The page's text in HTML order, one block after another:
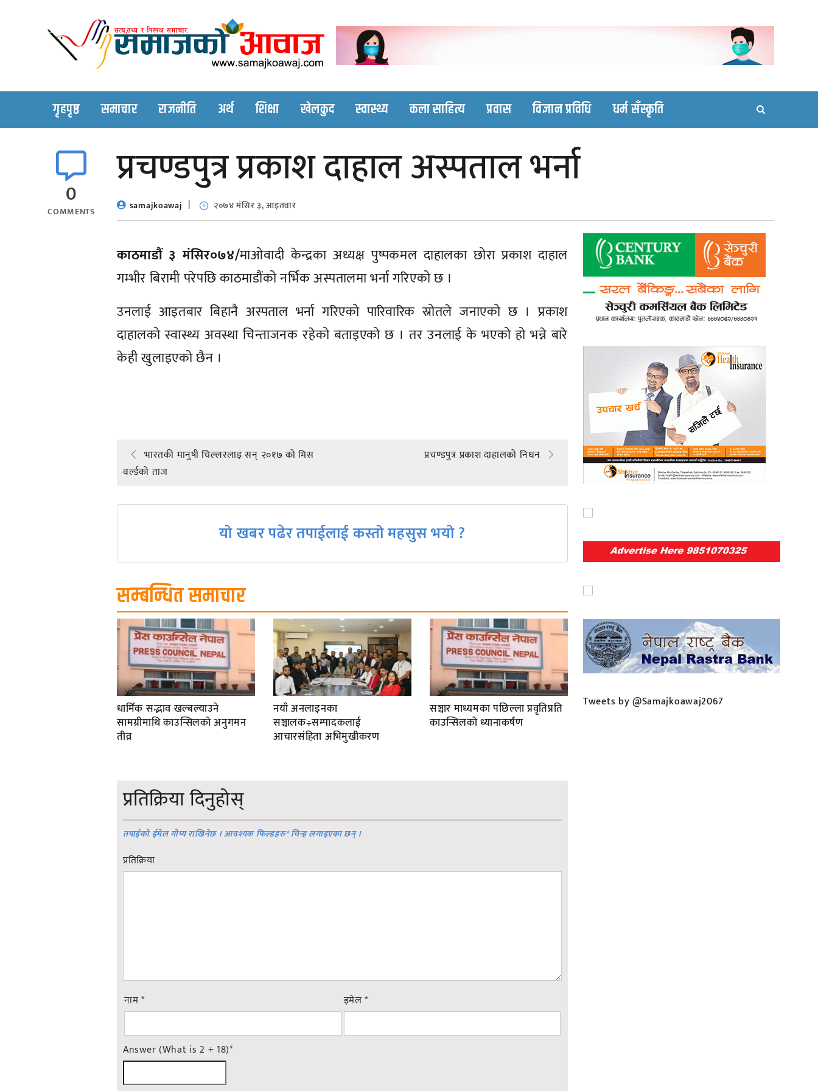
Nepali online news portal site
Nepali online news portal site
गृहपृष्ठ समाचार राजनीति अर्थ शिक्षा खेलकुद स्वास्थ्य कला साहित्य प्रवास विज्ञान प्रविधि धर्म सँस्कृति
0
COMMENTS
प्रचण्डपुत्र प्रकाश दाहाल अस्पताल भर्ना
samajkoawaj २०७४ मंसिर ३, आइतवार
काठमाडौं ३ मंसिर०७४/माओवादी केन्द्रका अध्यक्ष पुष्पकमल दाहालका छोरा प्रकाश दाहाल
गम्भीर बिरामी परेपछि काठमाडौंको नर्भिक अस्पतालमा भर्ना गरिएको छ ।
उनलाई आइतबार बिहानै अस्पताल भर्ना गरिएको पारिवारिक स्रोतले जनाएको छ । प्रकाश
दाहालको स्वास्थ्य अवस्था चिन्ताजनक रहेको बताइएको छ । तर उनलाई के भएको हो भन्ने बारे
केही खुलाइएको छैन ।
Post
navigation
भारतकी मानुषी चिल्लरलाइ सन् २०१७ को मिस
वर्ल्डको ताज
प्रचण्डपुत्र प्रकाश दाहालको निधन
यो खबर पढेर तपाईलाई कस्तो महसुस भयो ?
सम्बन्धित समाचार
धार्मिक सद्भाव खल्बल्याउने
सामग्रीमाथि काउन्सिलको अनुगमन
तीव्र
नयाँ अनलाइनका
सञ्चालक÷सम्पादकलाई
आचारसंहिता अभिमुखीकरण
सञ्चार माध्यमका पछिल्ला प्रवृतिप्रति
काउन्सिलको ध्यानाकर्षण
प्रतिक्रिया दिनुहोस्
तपाईको ईमेल गोप्य राखिनेछ । आवश्यक फिल्डहरु*चिन्ह लगाइएका छन् ।
प्रतिक्रिया
नाम* इमेल*
Answer (What is 2 + 18)*
Tweets by @Samajkoawaj2067